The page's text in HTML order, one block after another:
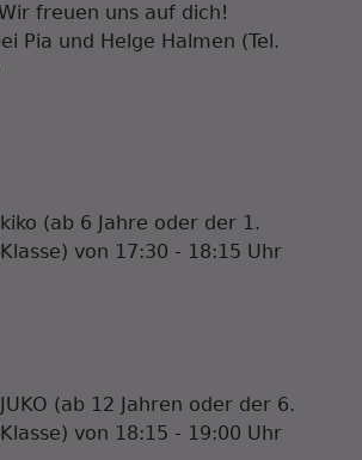
freuen uns auf dich!
Pia und Helge Halmen (Tel.
kiko (ab 6 Jahre oder der 1.
Klasse) von 17:30 - 18:15 Uhr
JUKO (ab 12 Jahren oder der 6.
Klasse) von 18:15 - 19:00 Uhr